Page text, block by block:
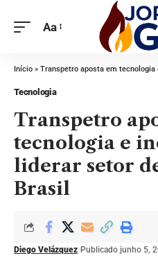
Aa
Início » Transpetro aposta em tecnologia e
Tecnologia
Transpetro
tecnologia e
liderar setor
Brasil
Diego Velázquez Publicado junho 5,